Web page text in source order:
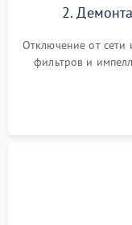
2.
Отключение от сети
фильтров и